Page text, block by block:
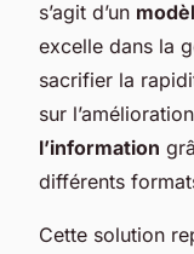
s’agit d’un
excelle dans la
sacrifier la
sur
l’information
différents
Cette solution